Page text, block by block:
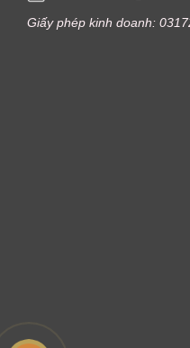
Giấy phép kinh doanh: